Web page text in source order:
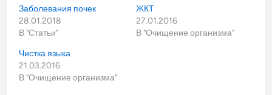
Заболевания почек
28.01.2018
В "Статьи"
ЖКТ
27.01.2016
В "Очищение организма"
Чистка языка
21.03.2016
В "Очищение организма"